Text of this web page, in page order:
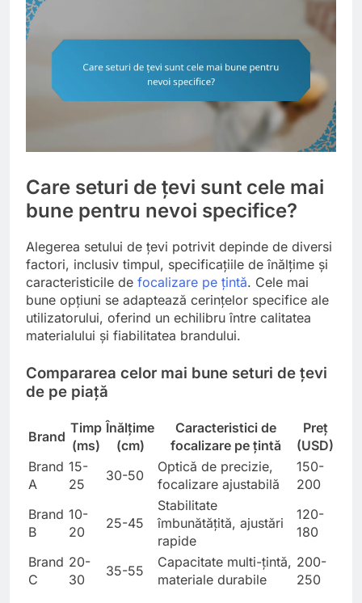
Care seturi de țevi sunt cele mai
bune pentru nevoi specifice?
Alegerea setului de țevi potrivit depinde de diversi
factori, inclusiv timpul, specificațiile de înălțime și
caracteristicile de focalizare pe țintă. Cele mai
bune opțiuni se adaptează cerințelor specifice ale
utilizatorului, oferind un echilibru între calitatea
materialului și fiabilitatea brandului.
Compararea celor mai bune seturi de țevi
de pe piață
Brand
Timp
(ms)
Înălțime
(cm)
Caracteristici de
focalizare pe țintă
Preț
(USD)
Brand
A
15-
25
30-50
Optică de precizie,
focalizare ajustabilă
150-
200
Brand
B
10-
20
25-45
Stabilitate
îmbunătățită, ajustări
rapide
120-
180
Brand
C
20-
30
35-55
Capacitate multi-țintă,
materiale durabile
200-
250